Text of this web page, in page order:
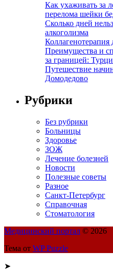
Как ухаживать за
перелома шейки
Сколько дней
алкоголизма
Коллагенотерапия
Преимущества и
за границей:
Путешествие
Домодедово
Рубрики
Без рубрики
Больницы
Здоровье
ЗОЖ
Лечение болезней
Новости
Полезные советы
Разное
Санкт-Петербург
Справочная
Стоматология
Медицинский портал © 2026
Тема от WP Puzzle
➤